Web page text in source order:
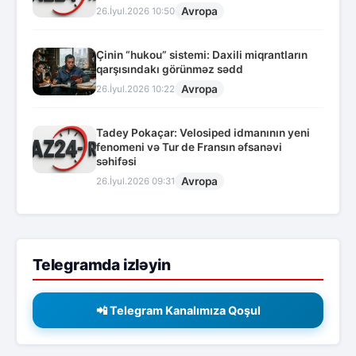
26.İyul.2026 10:50 Avropa
Çinin “hukou” sistemi: Daxili miqrantların
qarşısındakı görünməz sədd
26.İyul.2026 10:22 Avropa
Tadey Pokaçar: Velosiped idmanının yeni
fenomeni və Tur de Fransın əfsanəvi
səhifəsi
26.İyul.2026 09:31 Avropa
Telegramda izləyin
📲 Telegram Kanalımıza Qoşul